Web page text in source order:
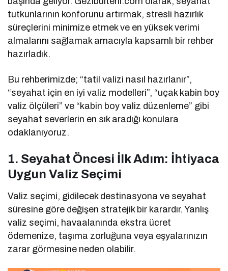
tutkunlarının konforunu artırmak, stresli hazırlık
süreçlerini minimize etmek ve en yüksek verimi
almalarını sağlamak amacıyla kapsamlı bir rehber
hazırladık.
Bu rehberimizde; “tatil valizi nasıl hazırlanır”,
“seyahat için en iyi valiz modelleri”, “uçak kabin boy
valiz ölçüleri” ve “kabin boy valiz düzenleme” gibi
seyahat severlerin en sık aradığı konulara
odaklanıyoruz.
1. Seyahat Öncesi İlk Adım: İhtiyaca
Uygun Valiz Seçimi
Valiz seçimi, gidilecek destinasyona ve seyahat
süresine göre değişen stratejik bir karardır. Yanlış
valiz seçimi, havaalanında ekstra ücret
ödemenize, taşıma zorluğuna veya eşyalarınızın
zarar görmesine neden olabilir.